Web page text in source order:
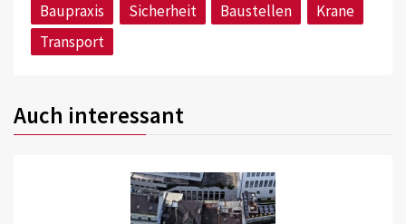
Baupraxis
Sicherheit Baustellen
Krane
Transport
Auch interessant